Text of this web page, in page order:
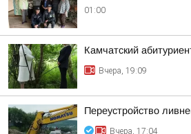
01:00
Камчатский
Вчера, 19:09
Переустройство
Вчера, 17:04